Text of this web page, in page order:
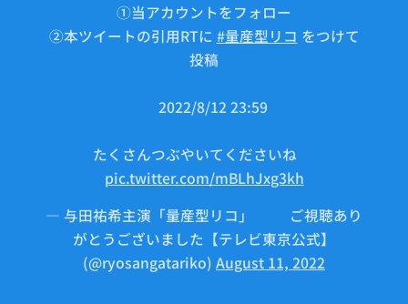
①当アカウントをフォロー
②本ツイートの引用RTに #量産型リコ をつけて
投稿
⏰2022/8/12 23:59
たくさんつぶやいてくださいね💬
pic.twitter.com/mBLhJxg3kh
— 与田祐希主演「量産型リコ」🤖⚙ご視聴あり
がとうございました【テレビ東京公式】
(@ryosangatariko) August 11, 2022